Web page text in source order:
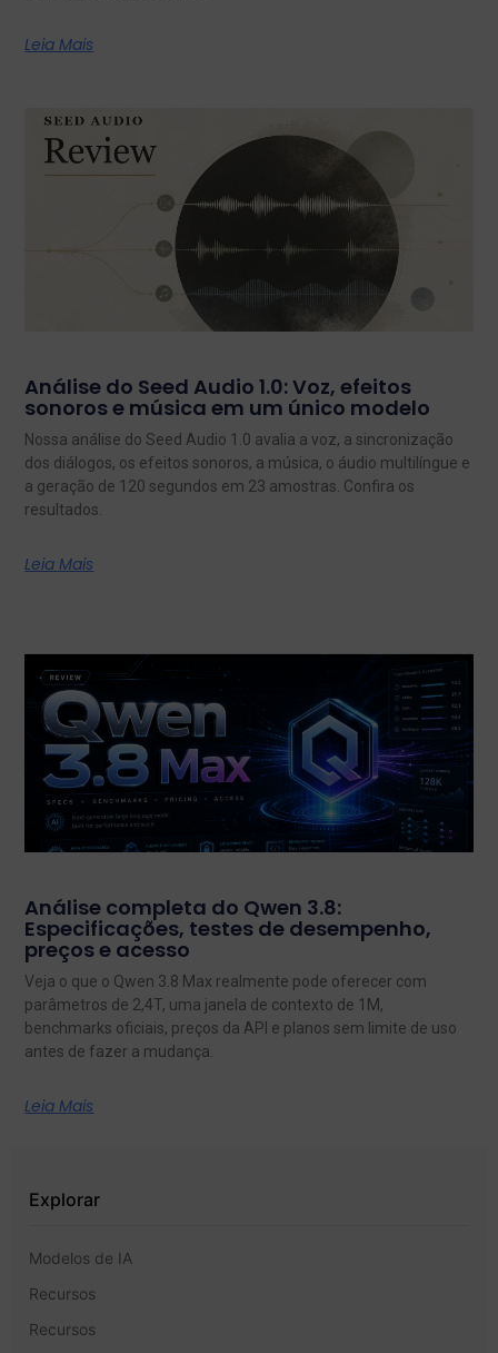
Leia Mais
Análise do Seed Audio 1.0: Voz, efeitos
sonoros e música em um único modelo
Nossa análise do Seed Audio 1.0 avalia a voz, a sincronização
dos diálogos, os efeitos sonoros, a música, o áudio multilíngue e
a geração de 120 segundos em 23 amostras. Confira os
resultados.
Leia Mais
Análise completa do Qwen 3.8:
Especificações, testes de desempenho,
preços e acesso
Veja o que o Qwen 3.8 Max realmente pode oferecer com
parâmetros de 2,4T, uma janela de contexto de 1M,
benchmarks oficiais, preços da API e planos sem limite de uso
antes de fazer a mudança.
Leia Mais
Explorar
Modelos de IA
Recursos
Recursos